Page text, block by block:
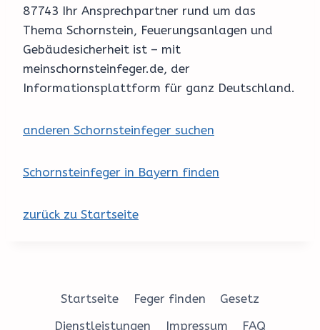
87743 Ihr Ansprechpartner rund um das
Thema Schornstein, Feuerungsanlagen und
Gebäudesicherheit ist – mit
meinschornsteinfeger.de, der
Informationsplattform für ganz Deutschland.
anderen Schornsteinfeger suchen
Schornsteinfeger in Bayern finden
zurück zu Startseite
Startseite Feger finden
Gesetz
Dienstleistungen
Impressum FAQ